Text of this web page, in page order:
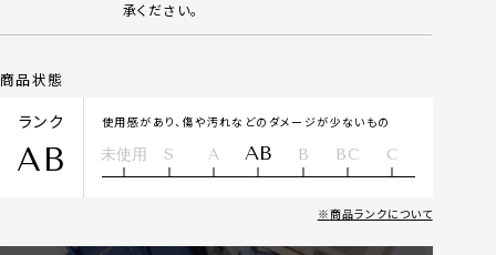
承ください。
商品状態
ランク
AB
使用感があり、傷や汚れなどのダメージが少ないもの
未使用 S A AB B BC C
商品ランクについて